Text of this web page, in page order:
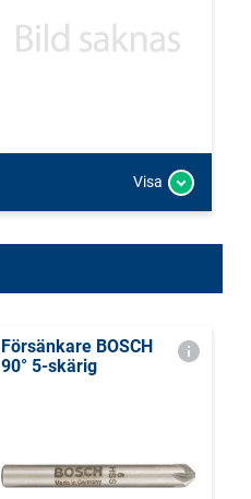
Visa
Försänkare BOSCH
90° 5-skärig